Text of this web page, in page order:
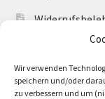
Wir verwenden
speichern und/oder
zu verbessern und um
Allgemeine
Cookie-